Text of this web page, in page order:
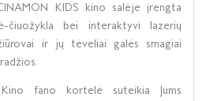
KIDS kino salėje įrengta
čiuožykla bei interaktyvi lazerių
ir jų tėveliai galės smagiai
Kino fano kortelė suteikia Jums